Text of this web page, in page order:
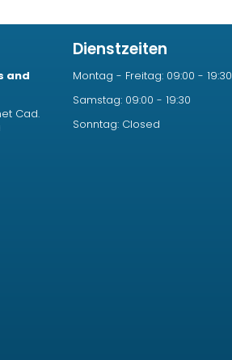
and
Cad.
Dienstzeiten
Montag - Freitag: 09:00 - 19:30
Samstag: 09:00 - 19:30
Sonntag: Closed